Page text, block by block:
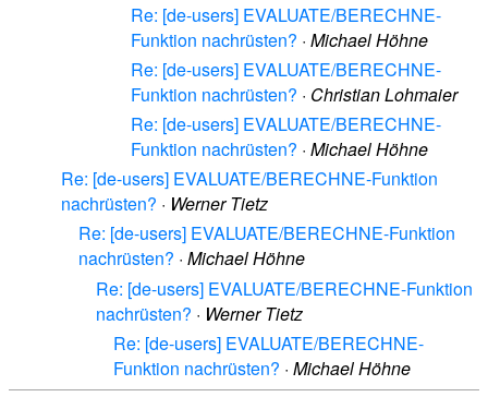
Re: [de-users] EVALUATE/BERECHNE-
Funktion nachrüsten? · Michael Höhne
Re: [de-users] EVALUATE/BERECHNE-
Funktion nachrüsten? · Christian Lohmaier
Re: [de-users] EVALUATE/BERECHNE-
Funktion nachrüsten? · Michael Höhne
Re: [de-users] EVALUATE/BERECHNE-Funktion
nachrüsten? · Werner Tietz
Re: [de-users] EVALUATE/BERECHNE-Funktion
nachrüsten? · Michael Höhne
Re: [de-users] EVALUATE/BERECHNE-Funktion
nachrüsten? · Werner Tietz
Re: [de-users] EVALUATE/BERECHNE-
Funktion nachrüsten? · Michael Höhne